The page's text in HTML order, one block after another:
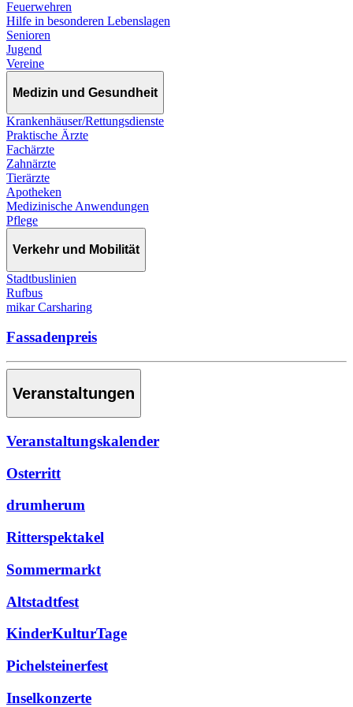
Feuerwehren
Hilfe in besonderen Lebenslagen
Senioren
Jugend
Vereine
Medizin und Gesundheit
Krankenhäuser/Rettungsdienste
Praktische Ärzte
Fachärzte
Zahnärzte
Tierärzte
Apotheken
Medizinische Anwendungen
Pflege
Verkehr und Mobilität
Stadtbuslinien
Rufbus
mikar Carsharing
Fassadenpreis
Veranstaltungen
Veranstaltungskalender
Osterritt
drumherum
Ritterspektakel
Sommermarkt
Altstadtfest
KinderKulturTage
Pichelsteinerfest
Inselkonzerte